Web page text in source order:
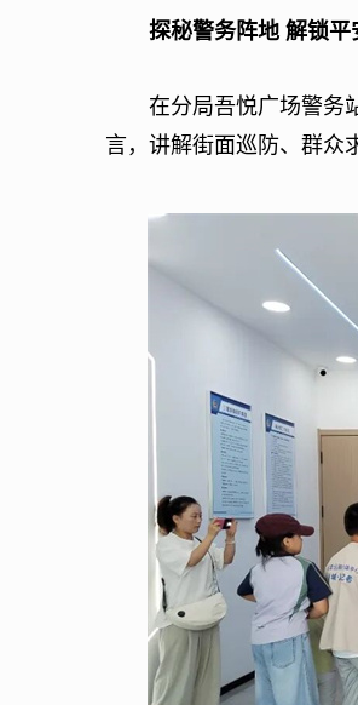
探秘警务阵地 解锁平
在分局吾悦广场警务站
言，讲解街面巡防、群众